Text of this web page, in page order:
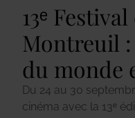
13ᵉ
Montreuil
du monde
Du 24 au 30
cinéma avec la 13ᵉ